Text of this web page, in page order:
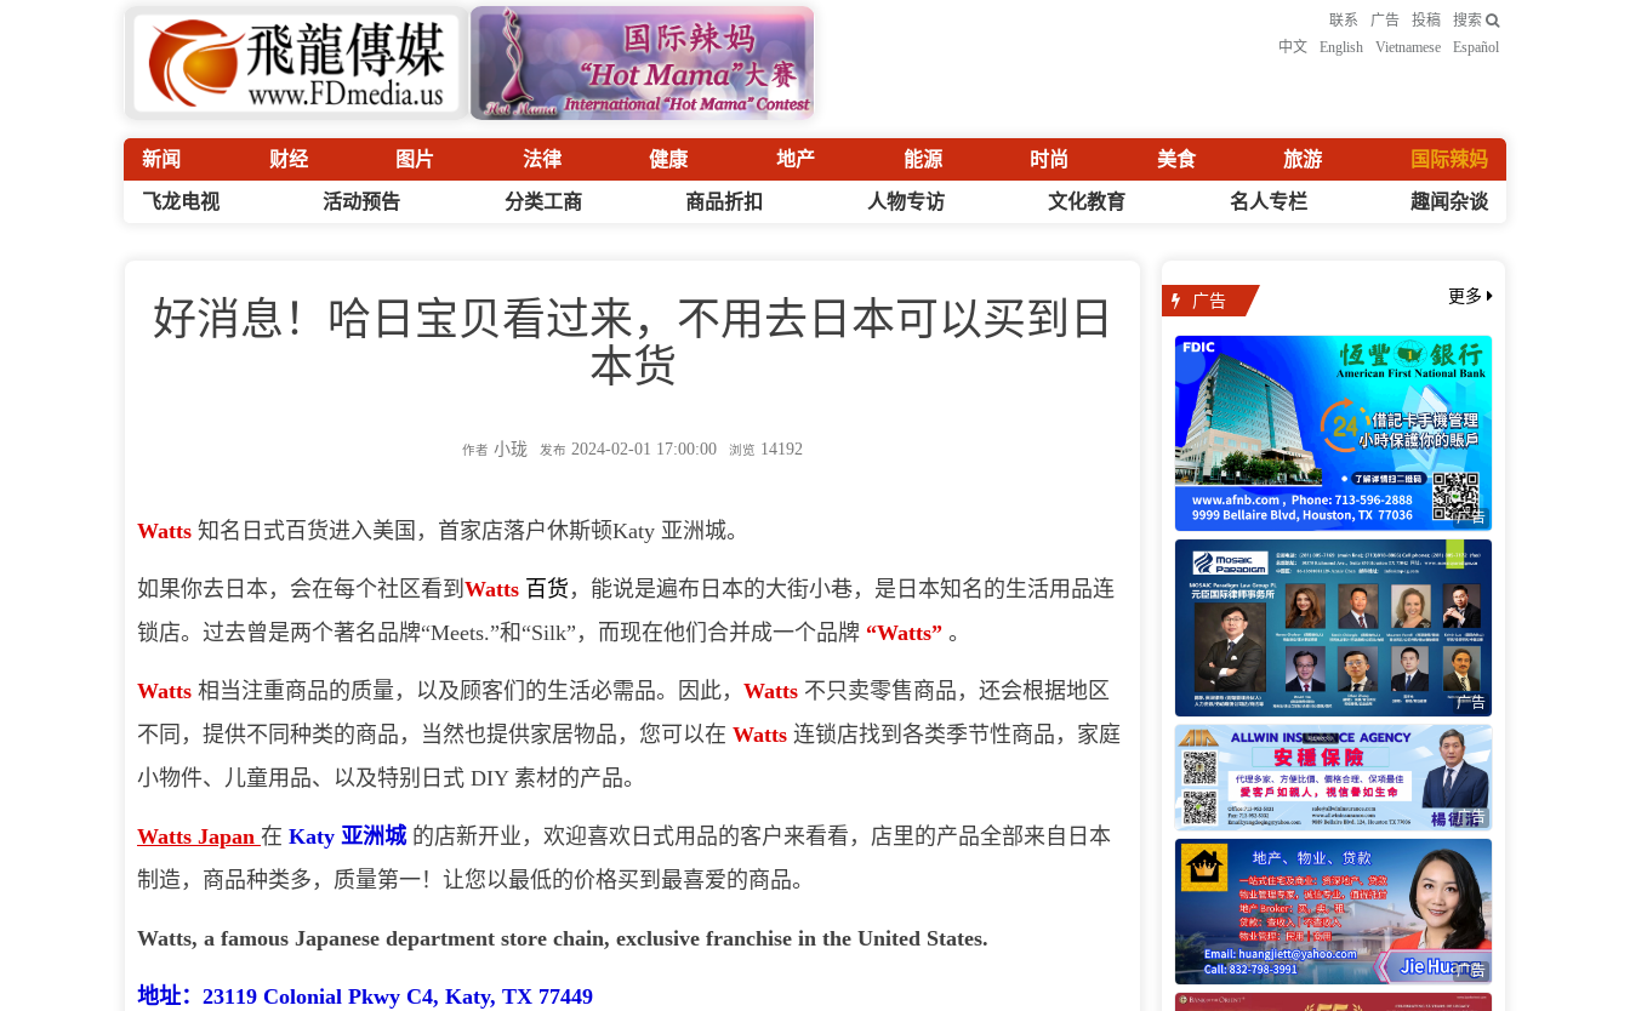
联系 广告 投稿
搜索
中文
English Vietnamese Español
新闻 财经 图片 法律 健康 地产 能源 时尚 美食 旅游 国际辣妈
飞龙电视 活动预告 分类工商 商品折扣 人物专访 文化教育 名人专栏 趣闻杂谈
好消息！哈日宝贝看过来，不用去日本可以买到日
本货
作者 小珑 发布 2024-02-01 17:00:00 浏览 14192
Watts 知名日式百货进入美国，首家店落户休斯顿Katy 亚洲城。
如果你去日本，会在每个社区看到 Watts 百货 ，能说是遍布日本的大街小巷，是日本知名的生活用品连
锁店。 过去曾是两个著名品牌“Meets.”和“Silk”，而现在他们合并成一个品牌 “Watts” 。
Watts 相当注重商品的质量，以及顾客们的生活必需品。因此， Watts 不只卖零售商品，还会根据地区
不同，提供不同种类的商品，当然也提供家居物品，您可以在 Watts 连锁店找到各类季节性商品，家庭
小物件、儿童用品、以及特别日式 DIY 素材的产品。
Watts Japan 在 Katy 亚洲城 的店新开业，欢迎喜欢日式用品的客户来看看，店里的产品全部来自日本
制造，商品种类多，质量第一！让您以最低的价格买到最喜爱的商品。
Watts, a famous Japanese department store chain, exclusive franchise in the United States.
地址：23119 Colonial Pkwy C4, Katy, TX 77449
广告 更多
广告
广告
广告
广告